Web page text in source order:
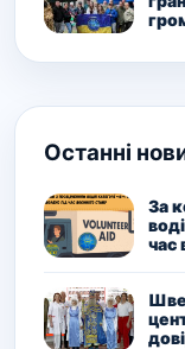
Останні
За
час